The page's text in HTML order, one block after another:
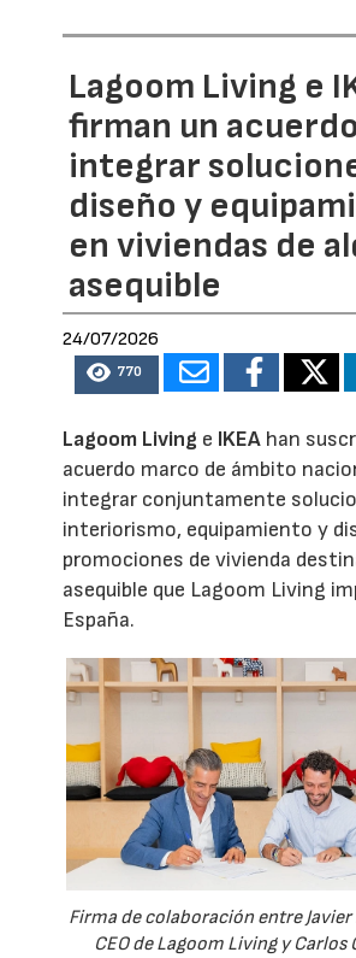
Lagoom Living e
firman un
integrar
diseño y
en viviendas de
asequible
24/07/2026
770
Lagoom Living e IKEA han
acuerdo marco de ámbito
integrar conjuntamente
interiorismo, equipamiento y
promociones de vivienda
asequible que Lagoom Living
España.
Firma de colaboración entre Javier
CEO de Lagoom Living y Carlos